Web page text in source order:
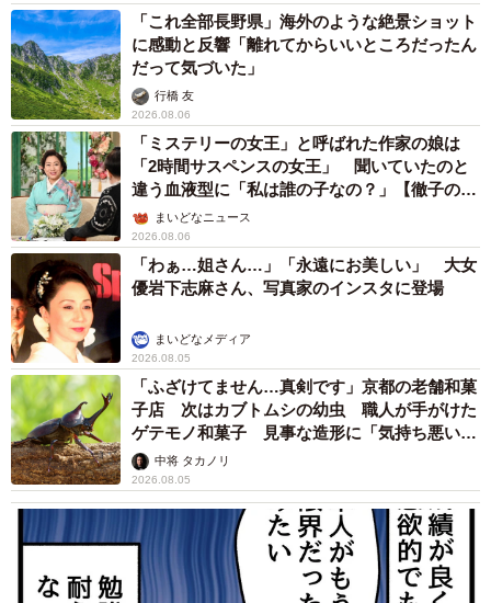
「これ全部長野県」海外のような絶景ショット
に感動と反響「離れてからいいところだったん
だって気づいた」
行橋 友
2026.08.06
「ミステリーの女王」と呼ばれた作家の娘は
「2時間サスペンスの女王」 聞いていたのと
違う血液型に「私は誰の子なの？」【徹子の部
屋】まいどなニュース
2026.08.06
「わぁ…姐さん…」「永遠にお美しい」 大女
優岩下志麻さん、写真家のインスタに登場
まいどなメディア
2026.08.05
「ふざけてません…真剣です」京都の老舗和菓
子店 次はカブトムシの幼虫 職人が手がけた
ゲテモノ和菓子 見事な造形に「気持ち悪いく
らいリアル」
中将 タカノリ
2026.08.05